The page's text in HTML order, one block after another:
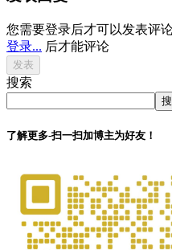
您需要登录后才可以发表评
登录... 后才能评论
搜索
了解更多-扫一扫加博主为好友！